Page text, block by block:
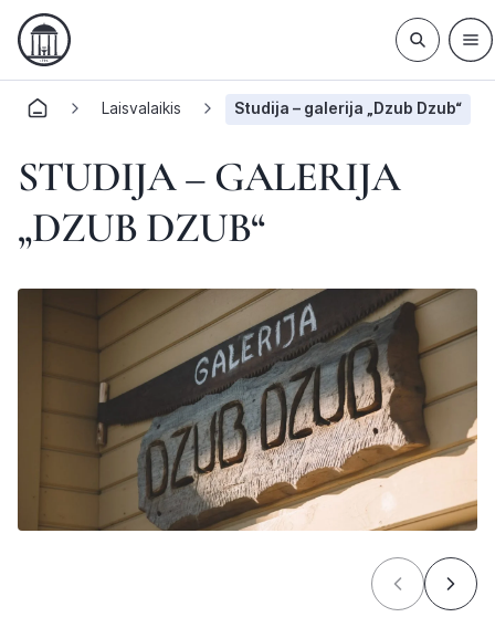
Laisvalaikis Studija – galerija „Dzub Dzub“
STUDIJA – GALERIJA
„DZUB DZUB“